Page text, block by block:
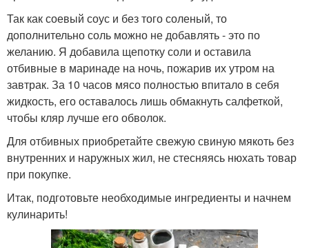
Так как соевый соус и без того соленый, то
дополнительно соль можно не добавлять - это по
желанию. Я добавила щепотку соли и оставила
отбивные в маринаде на ночь, пожарив их утром на
завтрак. За 10 часов мясо полностью впитало в себя
жидкость, его оставалось лишь обмакнуть салфеткой,
чтобы кляр лучше его обволок.
Для отбивных приобретайте свежую свиную мякоть без
внутренних и наружных жил, не стесняясь нюхать товар
при покупке.
Итак, подготовьте необходимые ингредиенты и начнем
кулинарить!